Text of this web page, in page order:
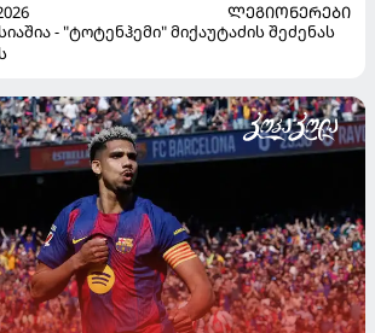
ᲚᲔᲒᲘᲝᲜᲔᲠᲔᲑᲘ
- "ტოტენჰემი" მიქაუტაძის შეძენას